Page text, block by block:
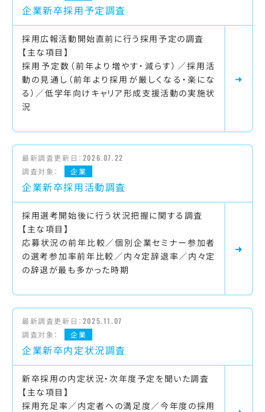
企業新卒採用予定調査
採用広報活動開始直前に行う採用予定の調査
【主な項目】
採用予定数（前年より増やす・減らす）／採用活
動の見通し（前年より採用が厳しくなる・楽にな
る）／低学年向けキャリア形成支援活動の実施状
況
最新調査更新日： 2026.07.22
調査対象：
企業
企業新卒採用活動調査
採用選考開始後に行う状況把握に関する調査
【主な項目】
応募状況の前年比較／個別企業セミナー参加者
の選考参加率前年比較／内々定辞退率／内々定
の辞退が最も多かった時期
最新調査更新日： 2025.11.07
調査対象：
企業
企業新卒内定状況調査
新卒採用の内定状況・次年度予定を聞いた調査
【主な項目】
採用充足率／内定者への満足度／今年度の採用